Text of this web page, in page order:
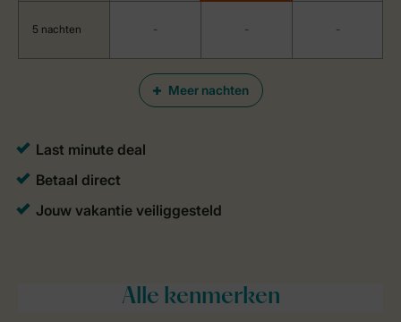
Meer nachten
5 nachten - - -
Alle kenmerken